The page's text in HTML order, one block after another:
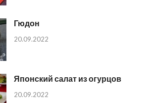
Гюдон
20.09.2022
Японский салат из огурцов
20.09.2022